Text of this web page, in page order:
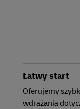
Łatwy start
Oferujemy
wdrażania